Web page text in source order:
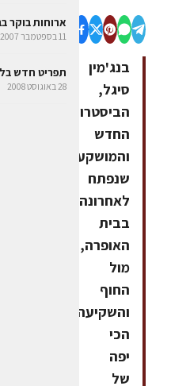
בנג'מין
סיגל,
הביסטרו
החדש
והמושקע,
שנפתח
לאחרונה
בבית
האופרה,
מול
החוף
והשקיעה
הכי
יפה
של
ארוחות בוקר
11 בספטמבר 2007
תפריט חדש
28 באוגוסט 2008